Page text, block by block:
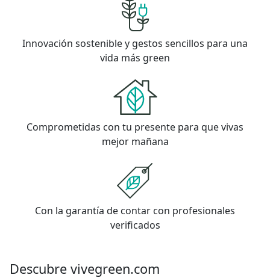
Innovación sostenible y gestos sencillos para una
vida más green
Comprometidas con tu presente para que vivas
mejor mañana
Con la garantía de contar con profesionales
verificados
Descubre vivegreen.com